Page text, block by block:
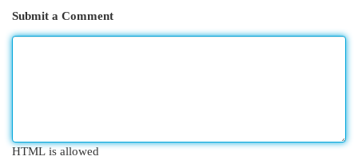
Submit a Comment
HTML is allowed